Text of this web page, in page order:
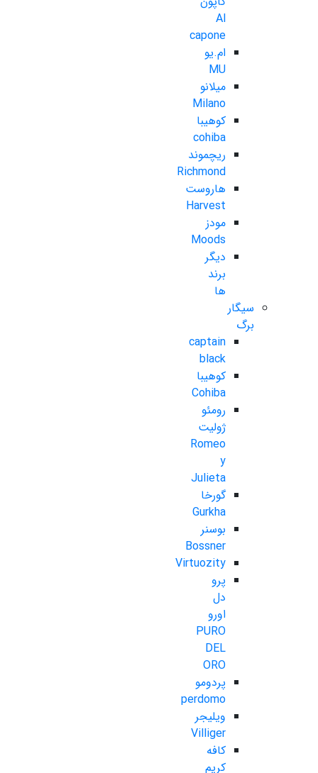
Al
capone
ام.یو
MU
میلانو
Milano
کوهیبا
cohiba
ریچموند
Richmond
هاروست
Harvest
مودز
Moods
دیگر
برند
ها
سیگار
برگ
captain
black
کوهیبا
Cohiba
رومئو
ژولیت
Romeo
y
Julieta
گورخا
Gurkha
بوسنر
Bossner
Virtuozity
پرو
دل
اورو
PURO
DEL
ORO
پردومو
perdomo
ویلیجر
Villiger
کافه
کریم